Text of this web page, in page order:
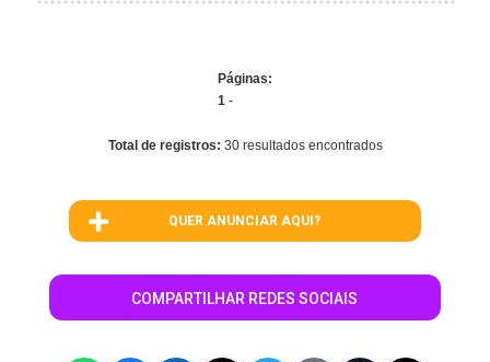
Páginas:
1 -
Total de registros: 30 resultados encontrados
QUER ANUNCIAR AQUI?
COMPARTILHAR REDES SOCIAIS